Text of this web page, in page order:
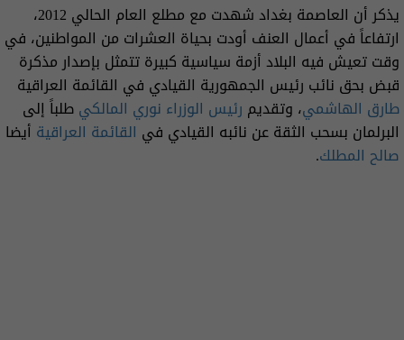
يذكر أن العاصمة بغداد شهدت مع مطلع العام الحالي 2012،
ارتفاعاً في أعمال العنف أودت بحياة العشرات من المواطنين، في
وقت تعيش فيه البلاد أزمة سياسية كبيرة تتمثل بإصدار مذكرة
قبض بحق نائب رئيس الجمهورية القيادي في القائمة العراقية
طارق الهاشمي، وتقديم رئيس الوزراء نوري المالكيطلباً إلى
البرلمان بسحب الثقة عن نائبه القيادي في القائمة العراقية أيضا
صالح المطلك.